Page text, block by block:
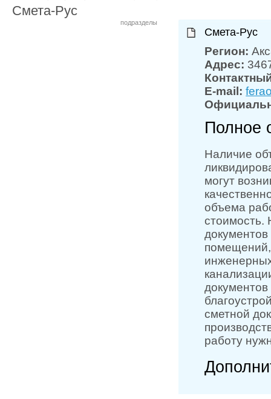
Смета-Рус
подразделы
Смета-Рус
Регион:
Адрес:
E-mail:
Полное
Наличие
могут
объема
стоимость.
помещений,
сметной
работу